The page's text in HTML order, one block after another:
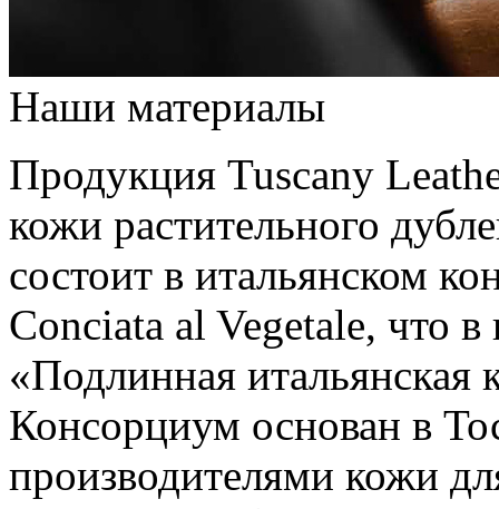
Наши материалы
Продукция Tuscany
кожи растительного
состоит в итальянском
Conciata al Vegetale, что в
«Подлинная итальянская
Консорциум основан в
производителями кожи